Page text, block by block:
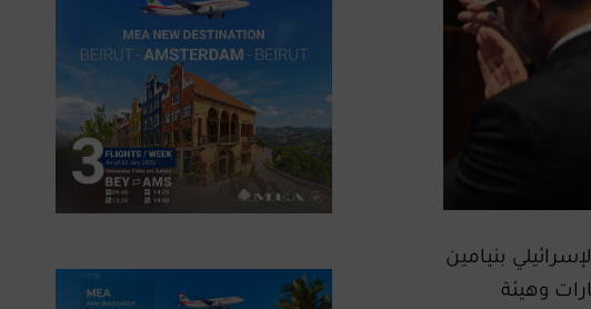
بنيامين
وهيئة